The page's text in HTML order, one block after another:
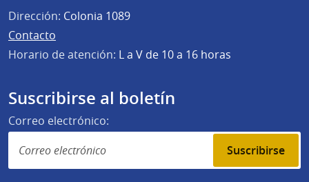
Dirección: Colonia 1089
Contacto
Horario de atención: L a V de 10 a 16 horas
Suscribirse al boletín
Correo electrónico:
Suscribirse